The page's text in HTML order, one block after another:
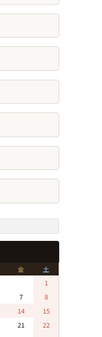
金
土
1
7
8
14
15
21
22